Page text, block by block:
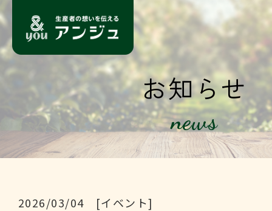
お知らせ
news
2026/03/04 [イベント]